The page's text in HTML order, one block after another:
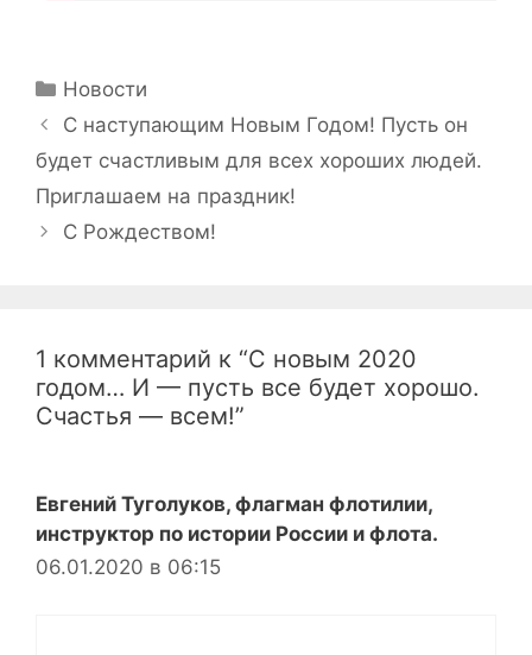
Рубрики
Новости
Навигация
записи
С наступающим Новым Годом! Пусть он
будет счастливым для всех хороших людей.
Приглашаем на праздник!
С Рождеством!
1 комментарий к “С новым 2020
годом… И — пусть все будет хорошо.
Счастья — всем!”
Евгений Туголуков, флагман флотилии,
инструктор по истории России и флота.
06.01.2020 в 06:15